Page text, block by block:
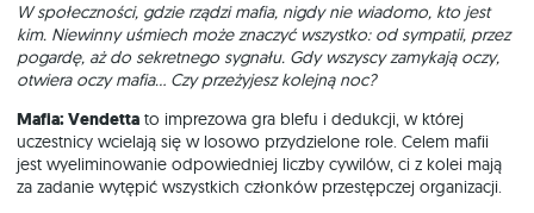
W społeczności, gdzie rządzi mafia, nigdy nie wiadomo, kto jest
kim. Niewinny uśmiech może znaczyć wszystko: od sympatii, przez
pogardę, aż do sekretnego sygnału. Gdy wszyscy zamykają oczy,
otwiera oczy mafia… Czy przeżyjesz kolejną noc?
Mafia: Vendetta to imprezowa gra blefu i dedukcji, w której
uczestnicy wcielają się w losowo przydzielone role. Celem mafii
jest wyeliminowanie odpowiedniej liczby cywilów, ci z kolei mają
za zadanie wytępić wszystkich członków przestępczej organizacji.